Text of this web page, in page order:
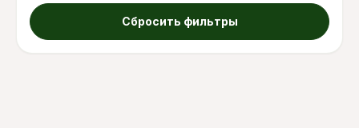
Сбросить фильтры